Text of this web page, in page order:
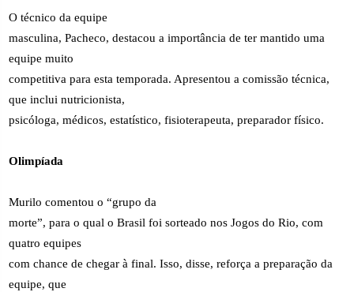
O técnico da equipe
masculina, Pacheco, destacou a importância de ter mantido uma
equipe muito
competitiva para esta temporada. Apresentou a comissão técnica,
que inclui nutricionista,
psicóloga, médicos, estatístico, fisioterapeuta, preparador físico.
Olimpíada
Murilo comentou o “grupo da
morte”, para o qual o Brasil foi sorteado nos Jogos do Rio, com
quatro equipes
com chance de chegar à final. Isso, disse, reforça a preparação da
equipe, que